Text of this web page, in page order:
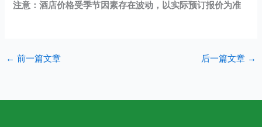
注意：酒店价格受季节因素存在波动，以实际预订报价为准
← 前一篇文章 后一篇文章 →